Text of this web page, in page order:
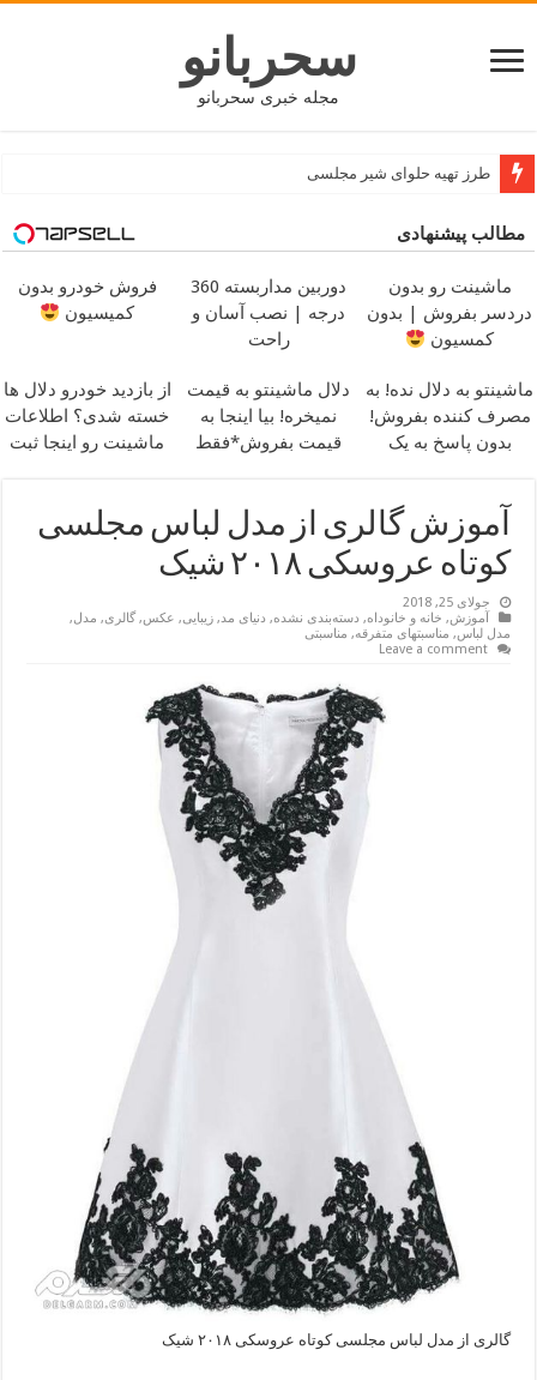
سحربانو
مجله خبری سحربانو
جدید ترین مدل های پافر زنانه و دخترانه کوتاه و بلند
مطالب پیشنهادی
ماشینت رو بدون
دردسر بفروش | بدون
کمسیون
دوربین مداربسته 360
درجه | نصب آسان و
راحت
فروش خودرو بدون
کمیسیون
ماشینتو به دلال نده! به
مصرف کننده بفروش!
بدون پاسخ به یک
دلال ماشینتو به قیمت
نمیخره! بیا اینجا به
قیمت بفروش*فقط
از بازدید خودرو دلال ها
خسته شدی؟ اطلاعات
ماشینت رو اینجا ثبت
آموزش گالری از مدل لباس مجلسی
کوتاه عروسکی ۲۰۱۸ شیک
جولای 25, 2018
آموزش, خانه و خانوداه, دسته‌بندی نشده, دنیای مد,زیبایی, عکس,گالری, مدل,
مدل لباس, مناسبتهای متفرقه, مناسبتی
Leave a comment
گالری از مدل لباس مجلسی کوتاه عروسکی ۲۰۱۸ شیک